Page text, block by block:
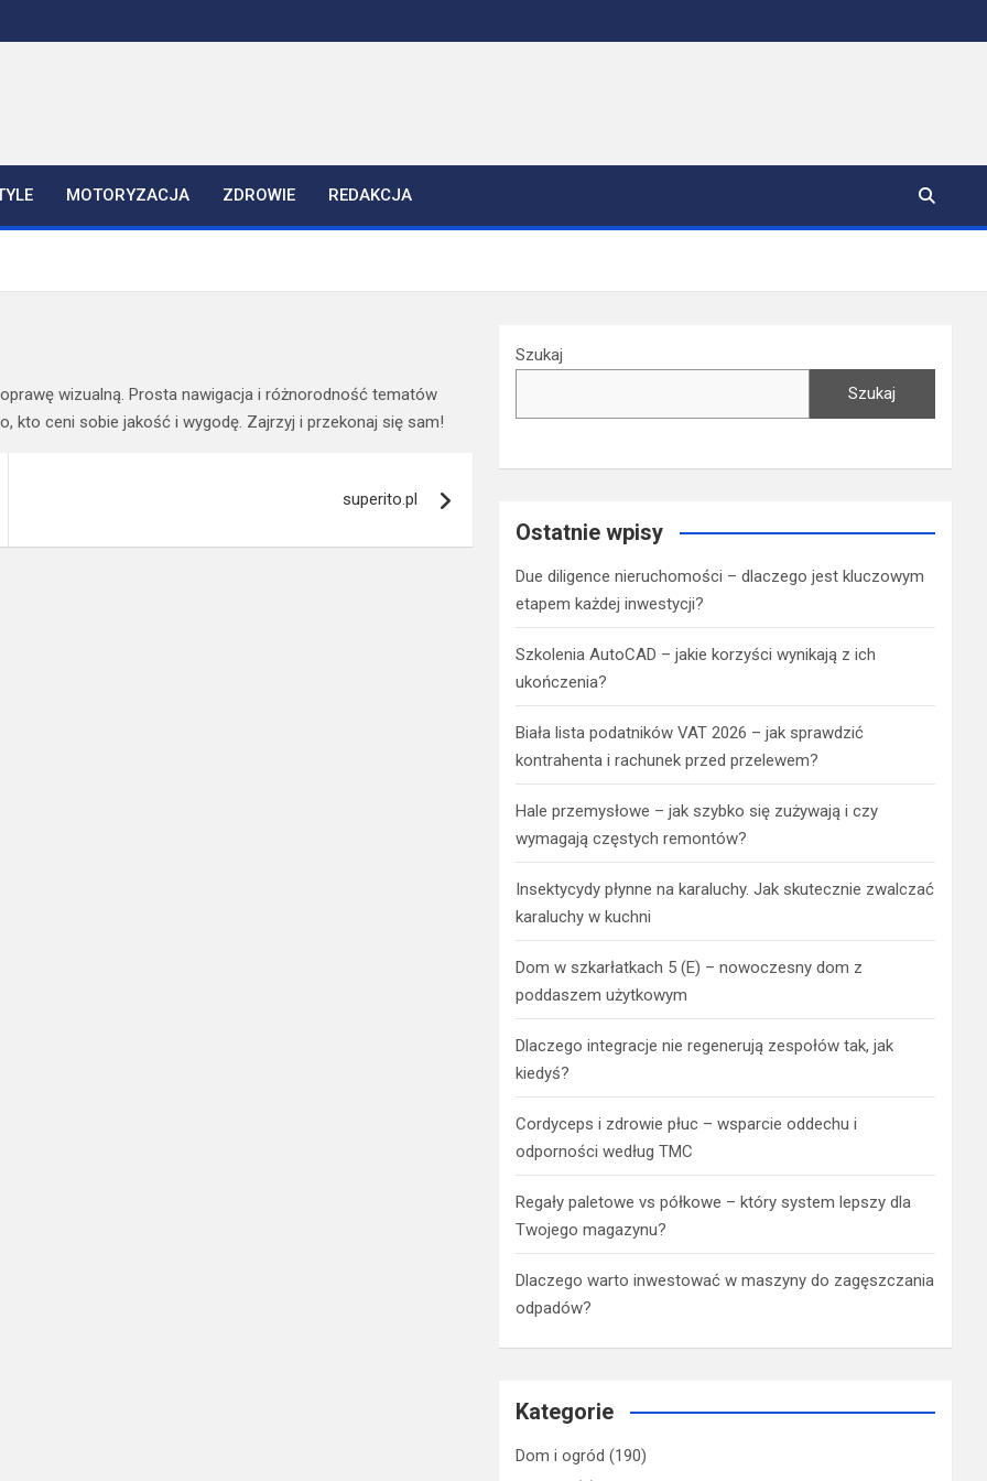
MOTORYZACJA ZDROWIE REDAKCJA
wizualną. Prosta nawigacja i różnorodność tematów
kto ceni sobie jakość i wygodę. Zajrzyj i przekonaj się sam!
superito.pl
Szukaj
Szukaj
Ostatnie wpisy
Due diligence nieruchomości – dlaczego jest kluczowym
etapem każdej inwestycji?
Szkolenia AutoCAD – jakie korzyści wynikają z ich
ukończenia?
Biała lista podatników VAT 2026 – jak sprawdzić
kontrahenta i rachunek przed przelewem?
Hale przemysłowe – jak szybko się zużywają i czy
wymagają częstych remontów?
Insektycydy płynne na karaluchy. Jak skutecznie zwalczać
karaluchy w kuchni
Dom w szkarłatkach 5 (E) – nowoczesny dom z
poddaszem użytkowym
Dlaczego integracje nie regenerują zespołów tak, jak
kiedyś?
Cordyceps i zdrowie płuc – wsparcie oddechu i
odporności według TMC
Regały paletowe vs półkowe – który system lepszy dla
Twojego magazynu?
Dlaczego warto inwestować w maszyny do zagęszczania
odpadów?
Kategorie
Dom i ogród (190)